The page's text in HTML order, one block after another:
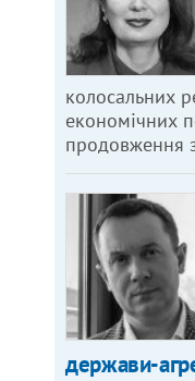
колосальних
економічних
продовження
держави-